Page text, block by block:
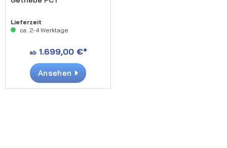
Lieferzeit
ca. 2-4 Werktage
ab1.699,00 €*
Ansehen